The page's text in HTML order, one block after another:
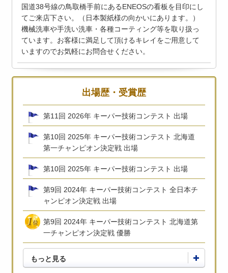
国道38号線の鳥取橋手前にあるENEOSの看板を目印にし
てご来店下さい。（日本製紙様の向かいにあります。）
機械洗車や手洗い洗車・各種コーティング等を取り扱っ
ています。お客様に満足して頂けるキレイをご用意して
いますのでお気軽にお問合せください。
出場歴・受賞歴
第11回 2026年 キーパー技術コンテスト 出場
第10回 2025年 キーパー技術コンテスト 北海道
第一チャンピオン決定戦 出場
第10回 2025年 キーパー技術コンテスト 出場
第9回 2024年 キーパー技術コンテスト 全日本チ
ャンピオン決定戦 出場
第9回 2024年 キーパー技術コンテスト 北海道第
一チャンピオン決定戦 優勝
もっと見る